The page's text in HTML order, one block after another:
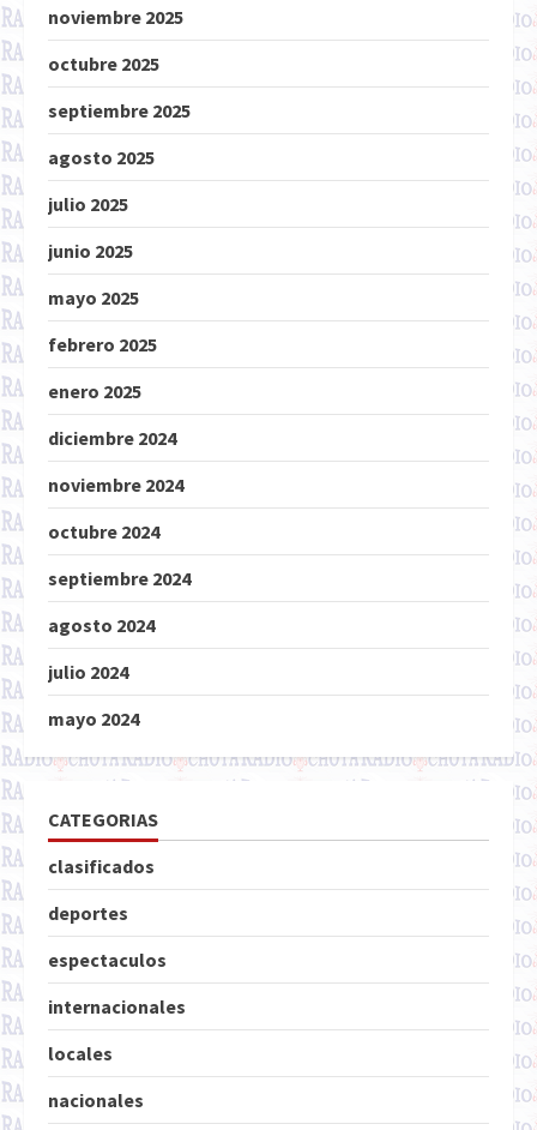
noviembre 2025
octubre 2025
septiembre 2025
agosto 2025
julio 2025
junio 2025
mayo 2025
febrero 2025
enero 2025
diciembre 2024
noviembre 2024
octubre 2024
septiembre 2024
agosto 2024
julio 2024
mayo 2024
CATEGORIAS
clasificados
deportes
espectaculos
internacionales
locales
nacionales